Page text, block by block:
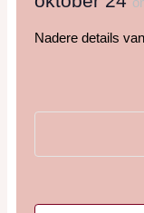
Nadere details